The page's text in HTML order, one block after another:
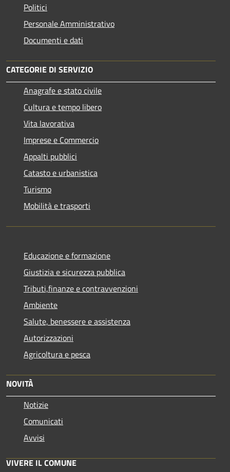
Politici
Personale Amministrativo
Documenti e dati
CATEGORIE DI SERVIZIO
Anagrafe e stato civile
Cultura e tempo libero
Vita lavorativa
Imprese e Commercio
Appalti pubblici
Catasto e urbanistica
Turismo
Mobilità e trasporti
Educazione e formazione
Giustizia e sicurezza pubblica
Tributi,finanze e contravvenzioni
Ambiente
Salute, benessere e assistenza
Autorizzazioni
Agricoltura e pesca
NOVITÀ
Notizie
Comunicati
Avvisi
VIVERE IL COMUNE